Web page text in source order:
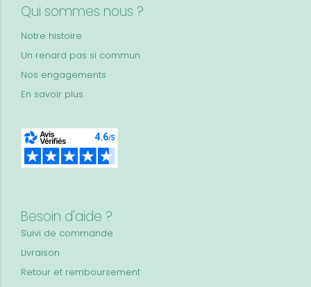
Qui sommes nous ?
Notre histoire
Un renard pas si commun
Nos engagements
En savoir plus
Besoin d'aide ?
Suivi de commande
Livraison
Retour et remboursement